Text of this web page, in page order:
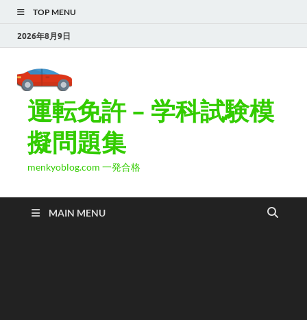
TOP MENU
2026年8月9日
運転免許 – 学科試験模
擬問題集
menkyoblog.com 一発合格
MAIN MENU